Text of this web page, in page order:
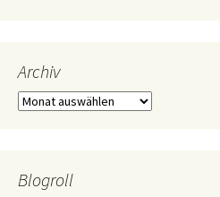
Archiv
Archiv
Blogroll